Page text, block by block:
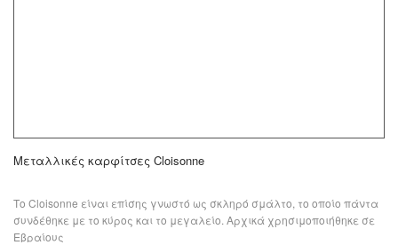
Μεταλλικές καρφίτσες Cloisonne
Το Cloisonne είναι επίσης γνωστό ως σκληρό σμάλτο, το οποίο πάντα
συνδέθηκε με το κύρος και το μεγαλείο. Αρχικά χρησιμοποιήθηκε σε
Εβραίους